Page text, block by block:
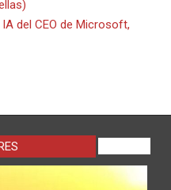
del CEO de Microsoft,